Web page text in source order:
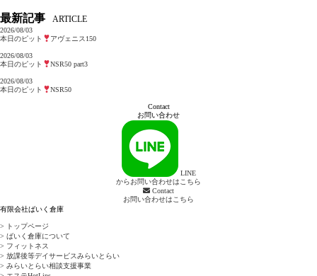
最新記事 ARTICLE
2026/08/03
本日のピット
アヴェニス150
2026/08/03
本日のピット
NSR50 part3
2026/08/03
本日のピット
NSR50
Contact
お問い合わせ
LINE
からお問い合わせはこちら
Contact
お問い合わせはこちら
有限会社ばいく倉庫
> トップページ
> ばいく倉庫について
> フィットネス
> 放課後等デイサービスみらいとらい
> みらいとらい相談支援事業